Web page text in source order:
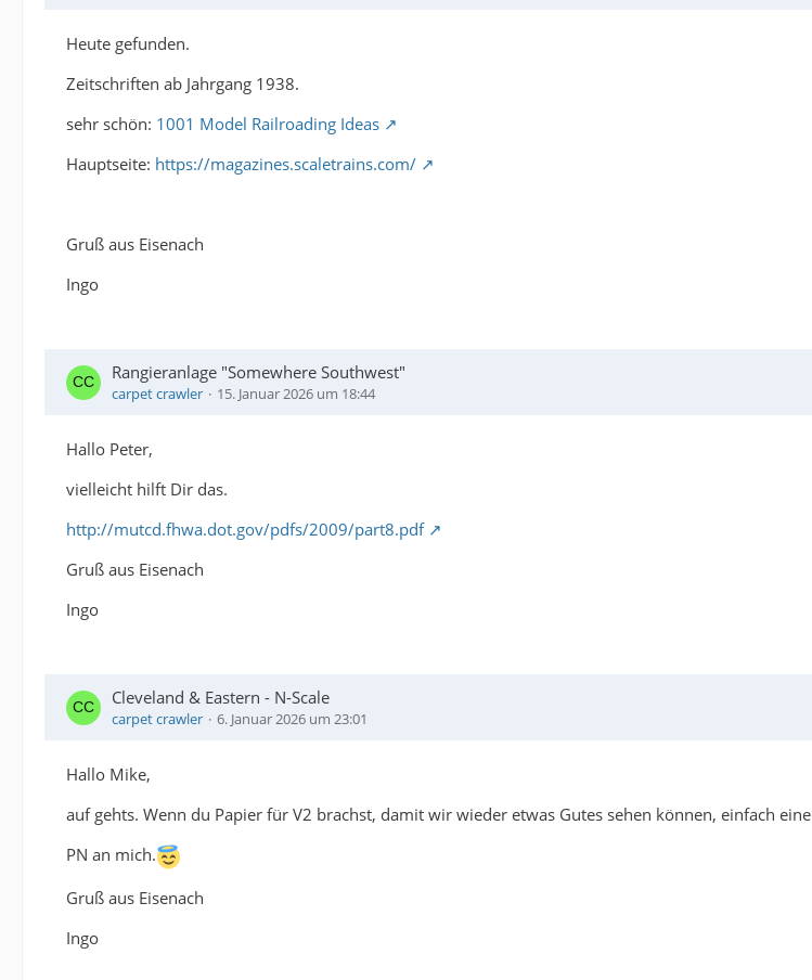
Heute gefunden.
Zeitschriften ab Jahrgang 1938.
sehr schön: 1001 Model Railroading Ideas
Hauptseite: https://magazines.scaletrains.com/
Gruß aus Eisenach
Ingo
Rangieranlage "Somewhere Southwest"
carpet crawler 15. Januar 2026 um 18:44
Hallo Peter,
vielleicht hilft Dir das.
http://mutcd.fhwa.dot.gov/pdfs/2009/part8.pdf
Gruß aus Eisenach
Ingo
Cleveland & Eastern - N-Scale
carpet crawler 6. Januar 2026 um 23:01
Hallo Mike,
auf gehts. Wenn du Papier für V2 brachst, damit wir wieder etwas Gutes sehen können, einfach eine
PN an mich.
Gruß aus Eisenach
Ingo